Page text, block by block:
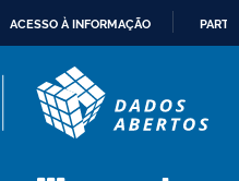
CONTEÚDO
ACESSO À INFORMAÇÃO